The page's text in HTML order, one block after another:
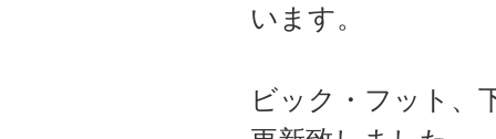
います。
ビック・フット、